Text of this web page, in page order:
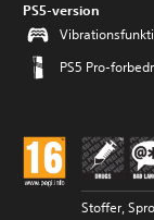
PS5-version
PS5 Pro-
Stoffer,